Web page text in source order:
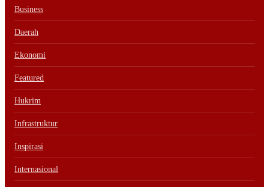
Business
Daerah
Ekonomi
Featured
Hukrim
Infrastruktur
Inspirasi
Internasional